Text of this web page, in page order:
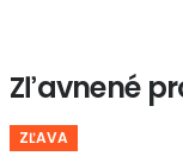
Zľavnené
ZĽAVA